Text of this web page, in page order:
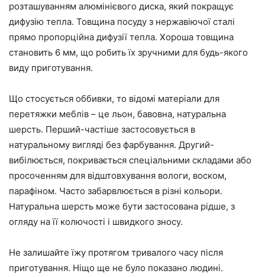
розташуванням алюмінієвого диска, який покращує
дифузію тепла. Товщина посуду з нержавіючої сталі
прямо пропорційна дифузії тепла. Хороша товщина
становить 6 мм, що робить їх зручними для будь-якого
виду приготування.
Що стосується оббивки, то відомі матеріали для
перетяжки меблів – це льон, бавовна, натуральна
шерсть. Перший-частіше застосовується в
натуральному вигляді без фарбування. Другий-
вибілюється, покривається спеціальними складами або
просоченням для відштовхування вологи, воском,
парафіном. Часто забарвлюється в різні кольори.
Натуральна шерсть може бути застосована рідше, з
огляду на її колючості і швидкого зносу.
Не залишайте їжу протягом тривалого часу після
приготування. Ніщо ще не було показано людині.